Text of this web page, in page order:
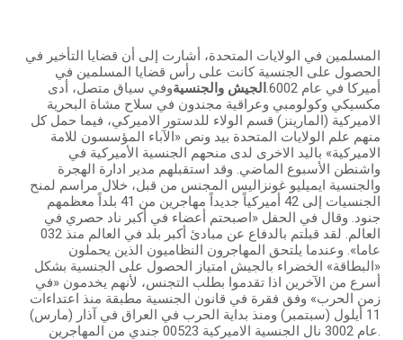
المسلمين في الولايات المتحدة، أشارت إلى أن قضايا التأخير في
الحصول على الجنسية كانت على رأس قضايا المسلمين في
أميركا في عام 6002.
الجيش والجنسيةوفي سياق متصل، أدى
مكسيكي وكولومبي وعراقية مجندون في سلاح مشاة البحرية
الاميركية (المارينز) قسم الولاء للدستور الاميركي، فيما حمل كل
منهم علم الولايات المتحدة بيد ونص «الآباء المؤسسون للامة
الاميركية» باليد الاخرى لدى منحهم الجنسية الأميركية في
واشنطن الأسبوع الماضي. وقد استقبلهم مدير ادارة الهجرة
والجنسية ايميليو غونزاليس المجنس من قبل، خلال مراسم لمنح
الجنسيات إلى 42 أميركياً جديداً مهاجرين من 41 بلداً معظمهم
جنود. وقال في الحفل «اصبحتم أعضاء في أكبر ناد حصري في
العالم. لقد قبلتم بالدفاع عن مبادئ أكبر بلد في العالم منذ 032
عاما». وعندما يلتحق المهاجرون النظاميون الذين يحملون
«البطاقة» الخضراء بالجيش امتياز الحصول على الجنسية بشكل
أسرع من الآخرين اذا تقدموا بطلب التجنس، لأنهم يخدمون «في
زمن الحرب» وفق فقرة في قانون الجنسية مطبقة منذ اعتداءات
11 أيلول (سبتمبر) ومنذ بداية الحرب في العراق في آذار (مارس)
عام 3002 نال الجنسية الاميركية 00523 جندي من المهاجرين.